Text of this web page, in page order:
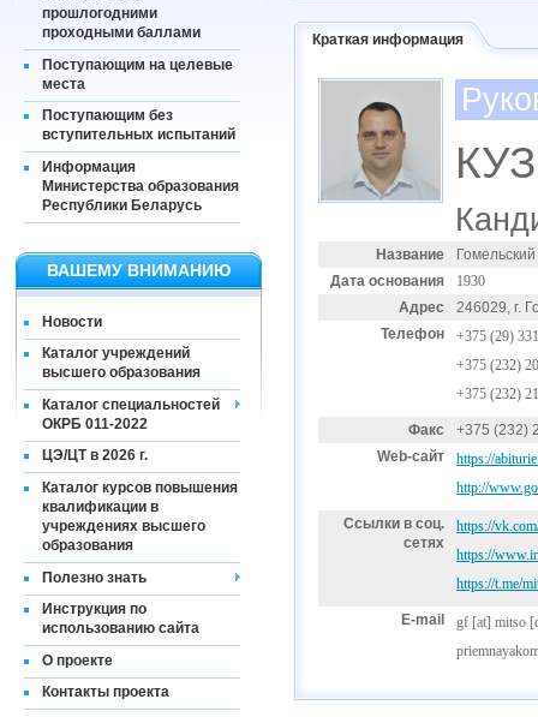
прошлогодними
проходными баллами
Поступающим на целевые
места
Поступающим без
вступительных испытаний
Информация
Министерства образования
Республики Беларусь
ВАШЕМУ ВНИМАНИЮ
Новости
Каталог учреждений
высшего образования
Каталог специальностей
ОКРБ 011-2022
ЦЭ/ЦТ в 2026 г.
Каталог курсов повышения
квалификации в
учреждениях высшего
образования
Полезно знать
Инструкция по
использованию сайта
О проекте
Контакты проекта
Краткая информация
Название
Дата основания
1930
Адрес
246029, г.
Телефон
+375 (29)
+375 (232)
+375 (232)
Факс
+375 (232)
Web-сайт
https://
http://
Ссылки в соц.
сетях
https://
https://
https://t.me/
E-mail gf [at] mitso